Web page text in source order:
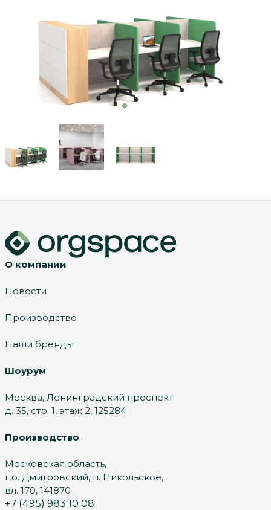
О компании
Новости
Производство
Наши бренды
Шоурум
Москва, Ленинградский проспект
д. 35, стр. 1, этаж 2, 125284
Производство
Московская область,
г.о. Дмитровский, п. Никольское,
вл. 170, 141870
+7 (495) 983 10 08